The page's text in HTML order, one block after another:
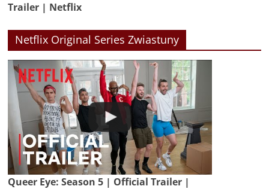
Trailer | Netflix
Netflix Original Series Zwiastuny
Queer Eye: Season 5 | Official Trailer |